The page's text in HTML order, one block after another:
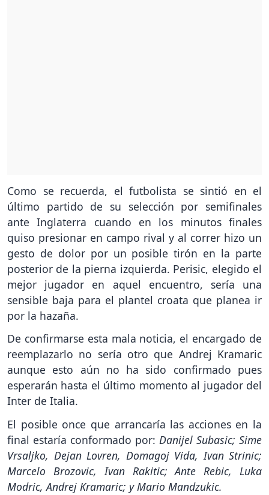
Como se recuerda, el futbolista se sintió en el
último partido de su selección por semifinales
ante Inglaterra cuando en los minutos finales
quiso presionar en campo rival y al correr hizo un
gesto de dolor por un posible tirón en la parte
posterior de la pierna izquierda. Perisic, elegido el
mejor jugador en aquel encuentro, sería una
sensible baja para el plantel croata que planea ir
por la hazaña.
De confirmarse esta mala noticia, el encargado de
reemplazarlo no sería otro que Andrej Kramaric
aunque esto aún no ha sido confirmado pues
esperarán hasta el último momento al jugador del
Inter de Italia.
El posible once que arrancaría las acciones en la
final estaría conformado por: Danijel Subasic; Sime
Vrsaljko, Dejan Lovren, Domagoj Vida, Ivan Strinic;
Marcelo Brozovic, Ivan Rakitic; Ante Rebic, Luka
Modric, Andrej Kramaric; y Mario Mandzukic.